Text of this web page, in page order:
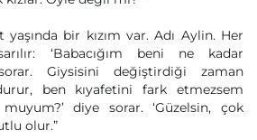
yaşında bir kızım var. Adı Aylin. Her
‘Babacığım beni ne kadar
Giysisini değiştirdiği zaman
ben kıyafetini fark etmezsem
diye sorar. ‘Güzelsin, çok
olur.”